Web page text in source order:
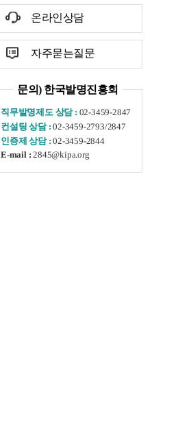
온라인상담
자주묻는질문
문의) 한국발명진흥회
직무발명제도 상담 : 02-3459-2847
컨설팅 상담 :02-3459-2793/2847
인증제 상담 :02-3459-2844
E-mail : 2845@kipa.org